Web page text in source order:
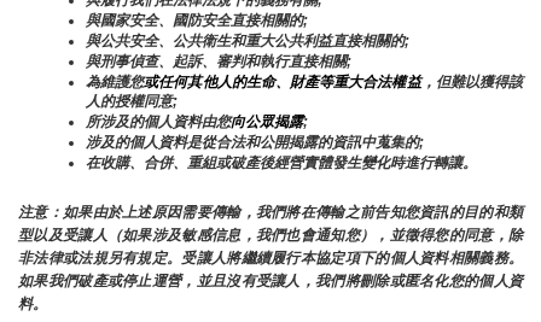
與國家安全、國防安全直接相關的;
與公共安全、公共衛生和重大公共利益直接相關的;
與刑事偵查、起訴、審判和執行直接相關;
為維護您或任何其他人的生命、財產等重大合法權益，但難以獲得該
人的授權同意;
所涉及的個人資料由您向公眾揭露;
涉及的個人資料是從合法和公開揭露的資訊中蒐集的;
在收購、合併、重組或破產後經營實體發生變化時進行轉讓。
注意：如果由於上述原因需要傳輸，我們將在傳輸之前告知您資訊的目的和類
型以及受讓人（如果涉及敏感信息，我們也會通知您），並徵得您的同意，除
非法律或法規另有規定。受讓人將繼續履行本協定項下的個人資料相關義務。
如果我們破產或停止運營，並且沒有受讓人，我們將刪除或匿名化您的個人資
料。